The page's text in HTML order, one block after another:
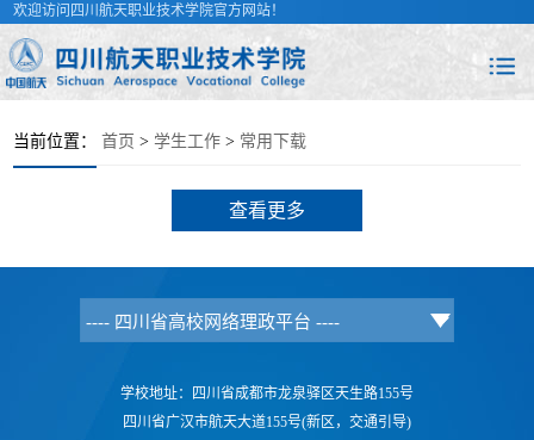
欢迎访问四川航天职业技术学院官方网站！
当前位置： 首页 >学生工作 > 常用下载
查看更多
学校地址：四川省成都市龙泉驿区天生路155号
四川省广汉市航天大道155号(新区，交通引导)